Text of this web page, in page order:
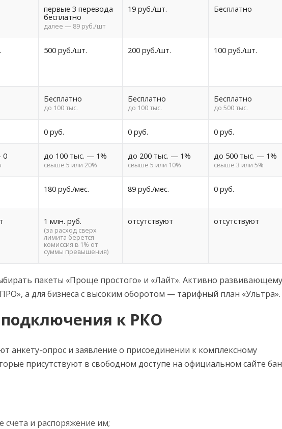
первые 3 перевода
бесплатно
далее — 89 руб./шт
19 руб./шт. Бесплатно
500 руб./шт. 200 руб./шт. 100 руб./шт.
Бесплатно
до 100 тыс.
Бесплатно
до 100 тыс.
Бесплатно
до 500 тыс.
0 руб. 0 руб. 0 руб.
0 до 100 тыс. — 1%
свыше 5 или 20%
до 200 тыс. — 1%
свыше 5 или 10%
до 500 тыс. — 1%
свыше 3 или 5%
180 руб./мес. 89 руб./мес. 0 руб.
1 млн. руб.
(за расход сверх
лимита берется
комиссия в 1% от
суммы превышения)
отсутствуют отсутствуют
пакеты «Проще простого» и «Лайт». Активно
а для бизнеса с высоким оборотом — тарифный план «Ультра».
к РКО
анкету-опрос и заявление о присоединении к комплексному
присутствуют в свободном доступе на официальном сайте
счета и распоряжение им;